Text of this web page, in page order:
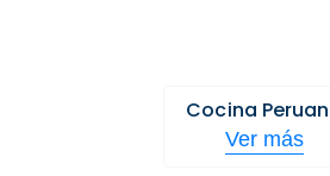
Cocina
Ver más